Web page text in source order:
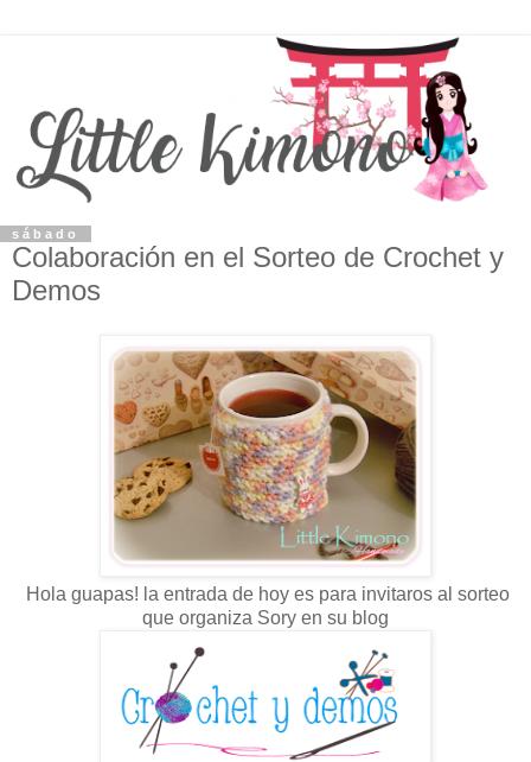
sábado
Colaboración en el Sorteo de Crochet y
Demos
Hola guapas! la entrada de hoy es para invitaros al sorteo
que organiza Sory en su blog